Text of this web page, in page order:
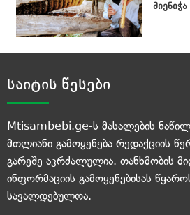
მიენიჭა
საიტის წესები
Mtisambebi.ge-ს მასალების
მთლიანი გამოყენება რედაქციის
გარეშე აკრძალულია. თანხმობის
ინფორმაციის გამოყენებისას
სავალდებულოა.